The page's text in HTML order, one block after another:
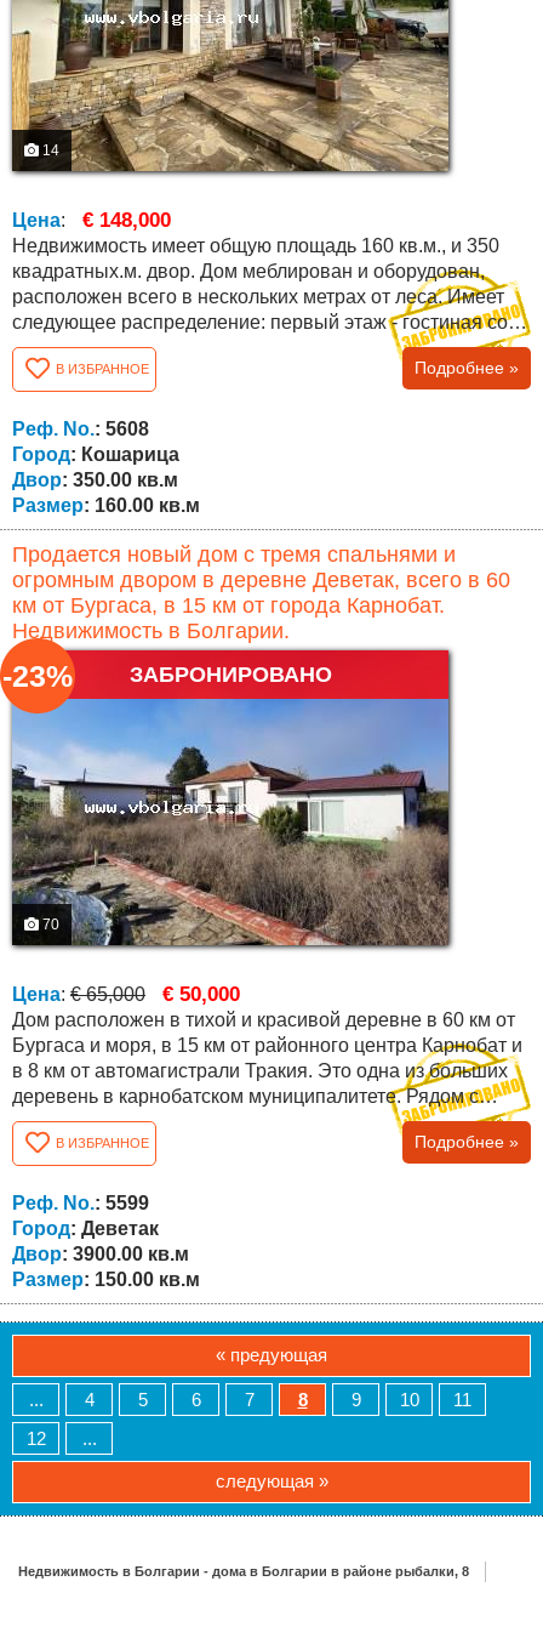
14
Цена: € 148,000
Недвижимость имеет общую площадь 160 кв.м., и 350
квадратных.м. двор. Дом меблирован и оборудован,
расположен всего в нескольких метрах от леса. Имеет
следующее распределение: первый этаж - гостиная со
столовой и кухней, спальня, ванная комната с туалетом
и еще одна отдельная спальня с ванной комнатой; на
втором этаже - две отдельные спальни, каждая с ванной
комнатой. Дом построен с использованием
высококачественных материалов....
В ИЗБРАННОЕ Подробнее »
Реф. No.: 5608
Город: Кошарица
Двор: 350.00 кв.м
Размер: 160.00 кв.м
Продается новый дом с тремя спальнями и
огромным двором в деревне Деветак, всего в 60
км от Бургаса, в 15 км от города Карнобат.
Недвижимость в Болгарии.
ЗАБРОНИРОВАНО
70
-23%
Цена: € 65,000 € 50,000
Дом расположен в тихой и красивой деревне в 60 км от
Бургаса и моря, в 15 км от районного центра Карнобат и
в 8 км от автомагистрали Тракия. Это одна из больших
деревень в карнобатском муниципалитете. Рядом с
селом в 15-16 км к западу от Карнобата находится
Стралджанское озеро. Дом имеет общую застроенную
площадь 150 кв.м., а двор имеет площадь 3900 кв.м .
Недвижимость полностью реконструирована, с
обновлением всех видов установок, кровли,...
В ИЗБРАННОЕ Подробнее »
Реф. No.: 5599
Город: Деветак
Двор: 3900.00 кв.м
Размер: 150.00 кв.м
« предующая
... 4 5 6 7 8 9 10
11
12
...
следующая »
Недвижимость в Болгарии - дома в Болгарии в районе рыбалки, 8